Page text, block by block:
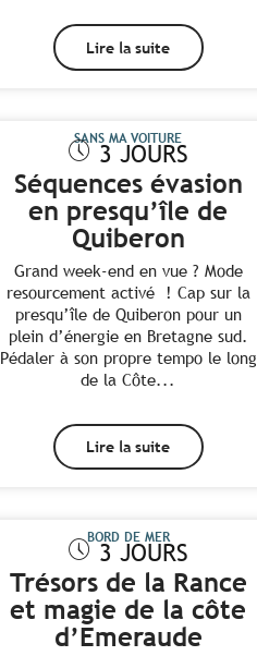
Lire la suite
SANS MA VOITURE
3 JOURS
Séquences évasion
en presqu’île de
Quiberon
Grand week-end en vue ? Mode
resourcement activé ! Cap sur la
presqu’île de Quiberon pour un
plein d’énergie en Bretagne sud.
Pédaler à son propre tempo le long
de la Côte...
Lire la suite
BORD DE MER
3 JOURS
Trésors de la Rance
et magie de la côte
d’Emeraude